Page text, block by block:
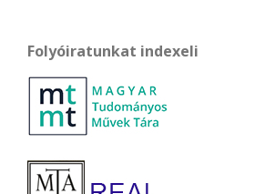
Folyóiratunkat indexeli